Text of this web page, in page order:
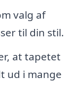
valg af
til din stil.
at tapetet
ud i mange